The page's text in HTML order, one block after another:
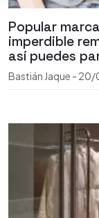
Popular
imperdible
así puedes
Bastián Jaque - 20/